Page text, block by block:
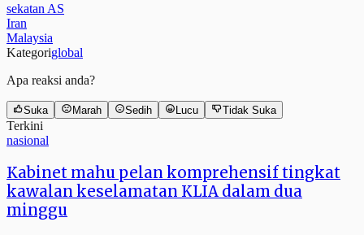
sekatan AS
Iran
Malaysia
Kategoriglobal
Apa reaksi anda?
Suka Marah Sedih Lucu Tidak Suka
Terkini
nasional
Kabinet mahu pelan komprehensif tingkat
kawalan keselamatan KLIA dalam dua
minggu